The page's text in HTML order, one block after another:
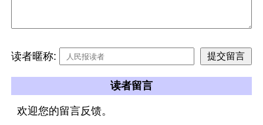
读者暱称:
读者留言
欢迎您的留言反馈。